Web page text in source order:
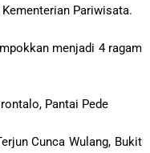
Pariwisata.
menjadi 4 ragam
Pantai Pede
Cunca Wulang, Bukit